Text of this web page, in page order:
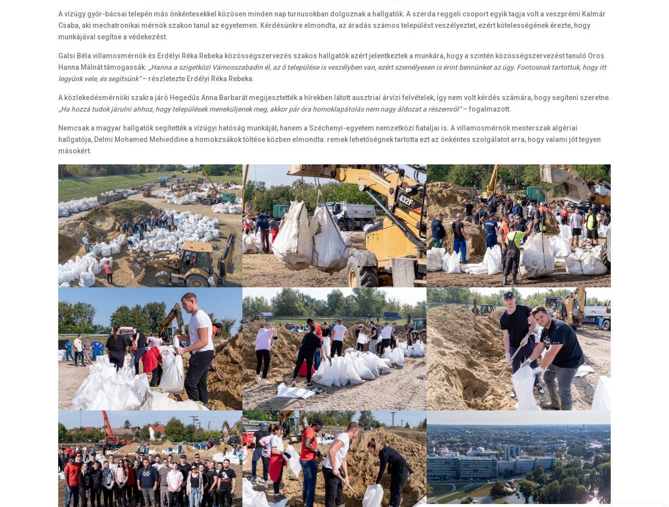
A vízügy győr-bácsai telepén más önkéntesekkel közösen minden nap turnusokban dolgoznak a hallgatók. A szerda reggeli csoport egyik tagja volt a veszprémi Kalmár
Csaba, aki mechatronikai mérnök szakon tanul az egyetemen. Kérdésünkre elmondta, az áradás számos települést veszélyeztet, ezért kötelességének érezte, hogy
munkájával segítse a védekezést.
Galsi Béla villamosmérnök és Erdélyi Réka Rebeka közösségszervezés szakos hallgatók azért jelentkeztek a munkára, hogy a szintén közösségszervezést tanuló Oros
Hanna Málnát támogassák. „Hanna a szigetközi Vámosszabadin él, az ő települése is veszélyben van, ezért személyesen is érint bennünket az ügy. Fontosnak tartottuk, hogy itt
legyünk vele, és segítsünk”– részletezte Erdélyi Réka Rebeka.
A közlekedésmérnöki szakra járó Hegedűs Anna Barbarát megijesztették a hírekben látott ausztriai árvízi felvételek, így nem volt kérdés számára, hogy segíteni szeretne.
„Ha hozzá tudok járulni ahhoz, hogy települések meneküljenek meg, akkor pár óra homoklapátolás nem nagy áldozat a részemről”– fogalmazott.
Nemcsak a magyar hallgatók segítették a vízügyi hatóság munkáját, hanem a Széchenyi-egyetem nemzetközi fiataljai is. A villamosmérnök mesterszak algériai
hallgatója, Delmi Mohamed Mehieddine a homokzsákok töltése közben elmondta: remek lehetőségnek tartotta ezt az önkéntes szolgálatot arra, hogy valami jót tegyen
másokért.